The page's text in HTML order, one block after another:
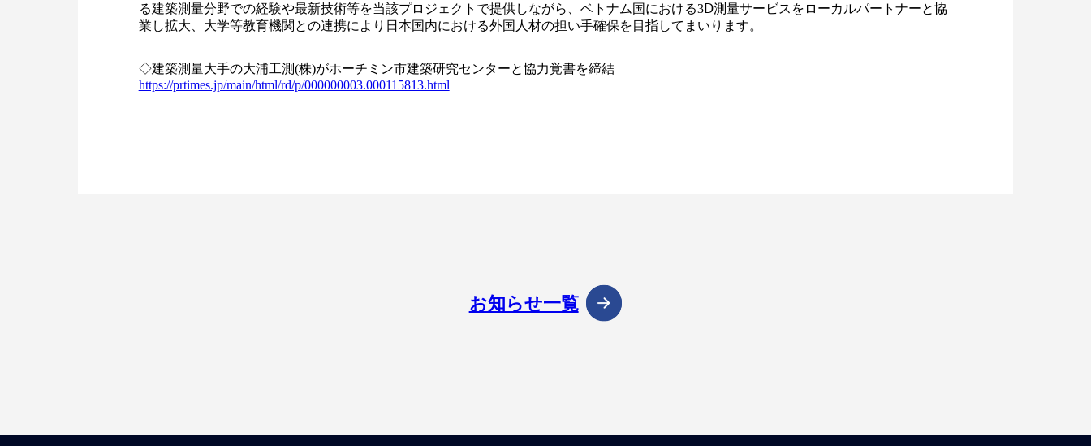
る建築測量分野での経験や最新技術等を当該プロジェクトで提供しながら、ベトナム国における3Ⅾ測量サービスをローカルパートナーと協
業し拡大、大学等教育機関との連携により日本国内における外国人材の担い手確保を目指してまいります。
◇建築測量大手の大浦工測(株)がホーチミン市建築研究センターと協力覚書を締結
https://prtimes.jp/main/html/rd/p/000000003.000115813.html
お知らせ一覧